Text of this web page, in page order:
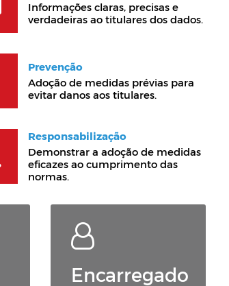
Informações claras, precisas e
verdadeiras ao titulares dos dados.
Prevenção
Adoção de medidas prévias para
evitar danos aos titulares.
Responsabilização
Demonstrar a adoção de medidas
eficazes ao cumprimento das
normas.
Encarregado